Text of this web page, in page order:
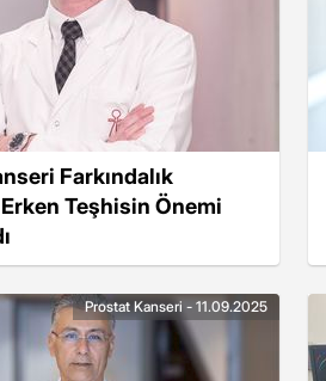
Farkındalık
Teşhisin Önemi
Prostat Kanseri - 11.09.2025